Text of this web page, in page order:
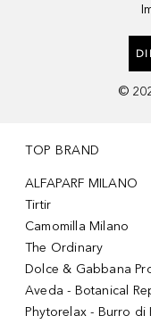
©
TOP BRAND
ALFAPARF MILANO
Tirtir
Camomilla Milano
The Ordinary
Dolce & Gabbana
Aveda - Botanical
Phytorelax - Burro di